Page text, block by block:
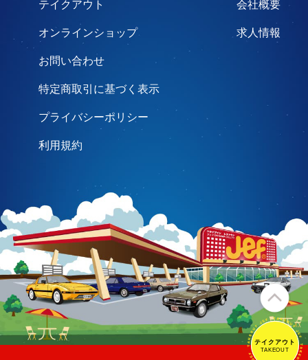
テイクアウト
TAKEOUT
テイクアウト
TAKEOUT
テイクアウト
オンラインショップ
会社概要
求人情報
お問い合わせ
特定商取引に基づく表示
プライバシーポリシー
利用規約